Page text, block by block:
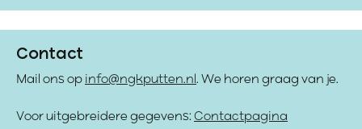
Contact
Mail ons op info@ngkputten.nl . We horen graag van je.
Voor uitgebreidere gegevens: Contactpagina